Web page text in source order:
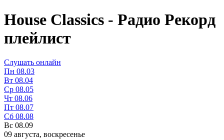
House Classics - Радио Рекорд
плейлист
Слушать онлайн
Пн 08.03
Вт 08.04
Ср 08.05
Чт 08.06
Пт 08.07
Сб 08.08
Вс 08.09
09 августа, воскресенье